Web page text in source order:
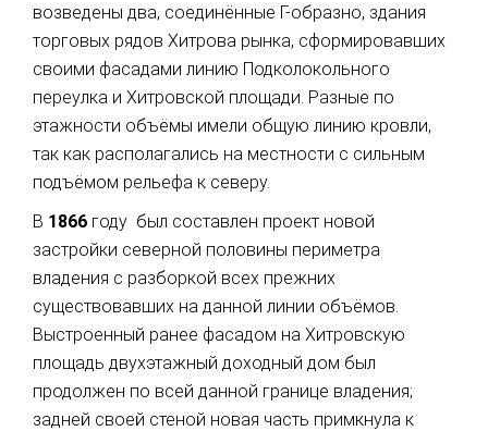
возведены два, соединённые Г-образно, здания
торговых рядов Хитрова рынка, сформировавших
своими фасадами линию Подколокольного
переулка и Хитровской площади. Разные по
этажности объёмы имели общую линию кровли,
так как располагались на местности с сильным
подъёмом рельефа к северу.
В 1866 году был составлен проект новой
застройки северной половины периметра
владения с разборкой всех прежних
существовавших на данной линии объёмов.
Выстроенный ранее фасадом на Хитровскую
площадь двухэтажный доходный дом был
продолжен по всей данной границе владения;
задней своей стеной новая часть примкнула к